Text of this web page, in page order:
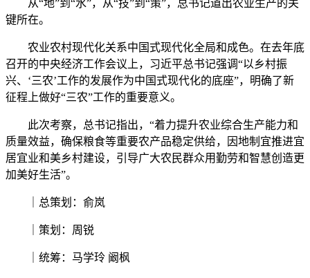
从“地”到“水”，从“技”到“策”，总书记道出农业生产的关
键所在。
农业农村现代化关系中国式现代化全局和成色。在去年底
召开的中央经济工作会议上，习近平总书记强调“以乡村振
兴、‘三农’工作的发展作为中国式现代化的底座”，明确了新
征程上做好“三农”工作的重要意义。
此次考察，总书记指出，“着力提升农业综合生产能力和
质量效益，确保粮食等重要农产品稳定供给，因地制宜推进宜
居宜业和美乡村建设，引导广大农民群众用勤劳和智慧创造更
加美好生活”。
｜总策划：俞岚
｜策划：周锐
｜统筹：马学玲 阚枫